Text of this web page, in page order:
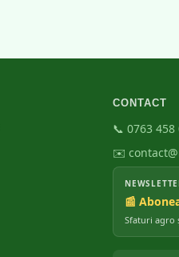
CONTACT
📞 0763 458
✉️
📰
Sfaturi agro